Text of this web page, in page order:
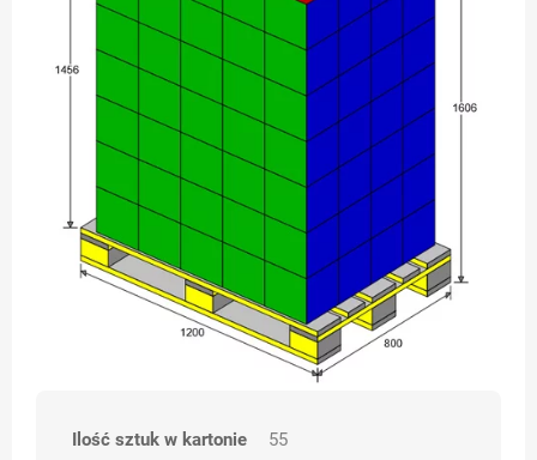
Ilość sztuk w kartonie 55